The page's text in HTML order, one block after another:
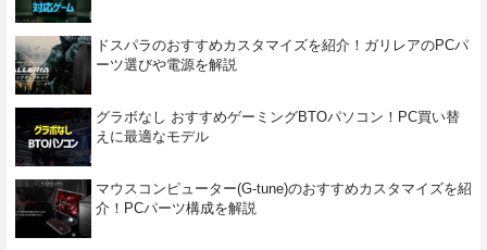
ドスパラのおすすめカスタマイズを紹介！ガリレアのPCパ
ーツ選びや電源を解説
グラボなし おすすめゲーミングBTOパソコン！PC買い替
えに最適なモデル
マウスコンピューター(G-tune)のおすすめカスタマイズを紹
介！PCパーツ構成を解説